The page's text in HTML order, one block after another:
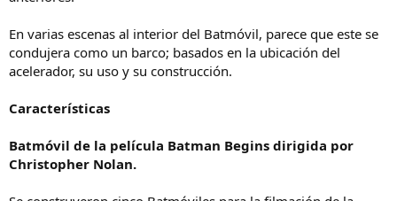
En varias escenas al interior del Batmóvil, parece que este se
condujera como un barco; basados en la ubicación del
acelerador, su uso y su construcción.
Características
Batmóvil de la película Batman Begins dirigida por
Christopher Nolan.